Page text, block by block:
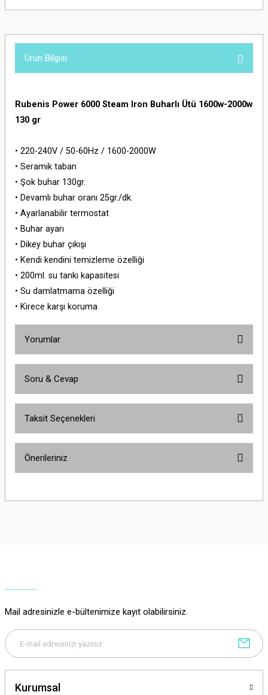
Ürün Bilgisi
Rubenis Power 6000 Steam Iron Buharlı Ütü 1600w-2000w
130 gr
• 220-240V / 50-60Hz / 1600-2000W
• Seramik taban
• Şok buhar 130gr.
• Devamlı buhar oranı 25gr./dk.
• Ayarlanabilir termostat
• Buhar ayarı
• Dikey buhar çıkışı
• Kendi kendini temizleme özelliği
• 200ml. su tankı kapasitesi
• Su damlatmama özelliği
• Kirece karşı koruma
Yorumlar
Soru & Cevap
Taksit Seçenekleri
Önerileriniz
yetersiz gördüğünüz noktaları öneri formunu kullanarak tarafımıza
Bu ürüne benzer farklı alternatifler olmalı.
Mail adresinizle e-bültenimize kayıt olabilirsiniz.
Kurumsal